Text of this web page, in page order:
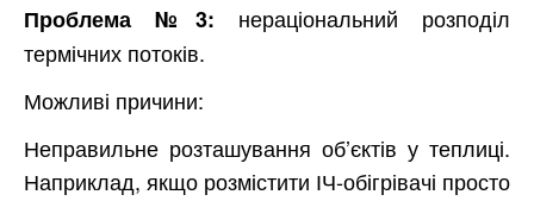
Проблема №3: нераціональний розподіл
термічних потоків.
Можливі причини:
Неправильне розташування об’єктів у теплиці.
Наприклад, якщо розмістити ІЧ-обігрівачі просто